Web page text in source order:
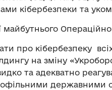
кібербезпеки та
майбутнього
про кібербезпеку
на зміну
та адекватно
державними